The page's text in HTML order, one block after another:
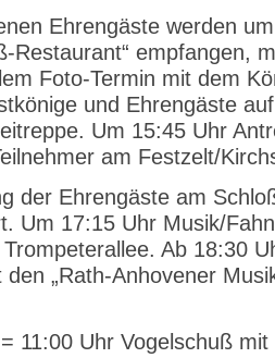
Ehrengäste werden
Restaurant“ empfangen,
Foto-Termin mit dem
und Ehrengäste
Um 15:45 Uhr
am Festzelt/
der Ehrengäste am
Um 17:15 Uhr Musik/
Ab 18:30
„Rath-Anhovener
11:00 Uhr Vogelschuß mit